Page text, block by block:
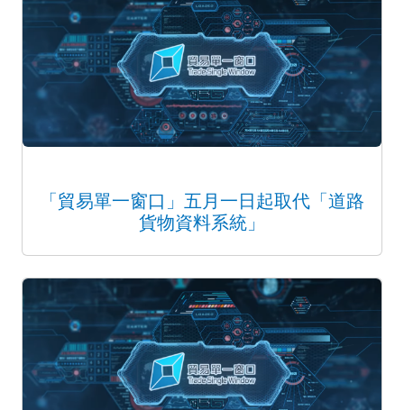
「貿易單一窗口」五月一日起取代「道路
貨物資料系統」